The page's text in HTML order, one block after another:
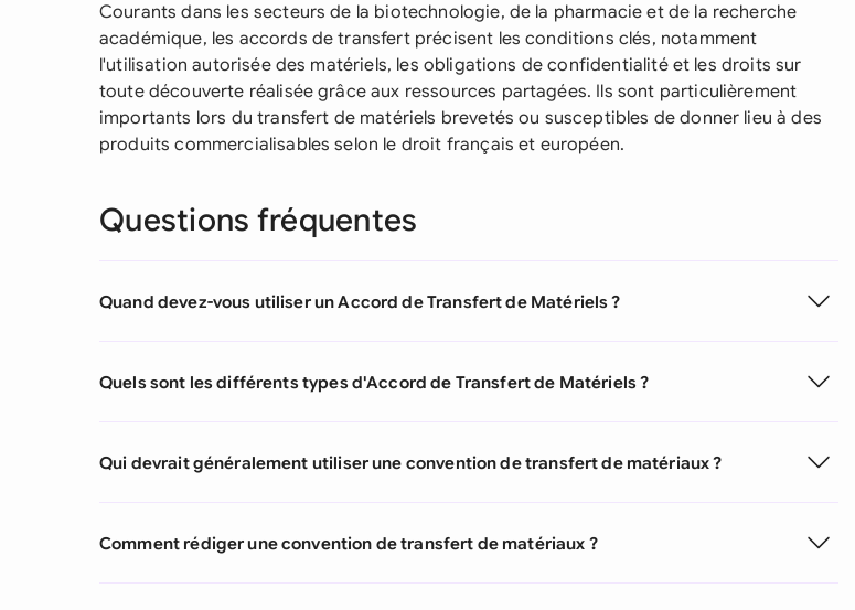
Courants dans les secteurs de la biotechnologie, de la pharmacie et de la recherche
académique, les accords de transfert précisent les conditions clés, notamment
l'utilisation autorisée des matériels, les obligations de confidentialité et les droits sur
toute découverte réalisée grâce aux ressources partagées. Ils sont particulièrement
importants lors du transfert de matériels brevetés ou susceptibles de donner lieu à des
produits commercialisables selon le droit français et européen.
Questions fréquentes
Quand devez-vous utiliser un Accord de Transfert de Matériels ?
Quels sont les différents types d'Accord de Transfert de Matériels ?
Qui devrait généralement utiliser une convention de transfert de matériaux ?
Comment rédiger une convention de transfert de matériaux ?